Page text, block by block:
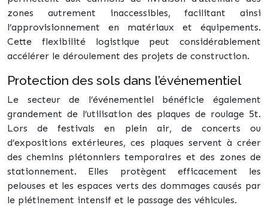
zones autrement inaccessibles, facilitant ainsi
l’approvisionnement en matériaux et équipements.
Cette flexibilité logistique peut considérablement
accélérer le déroulement des projets de construction.
Protection des sols dans l’événementiel
Le secteur de l’événementiel bénéficie également
grandement de l’utilisation des plaques de roulage 5t.
Lors de festivals en plein air, de concerts ou
d’expositions extérieures, ces plaques servent à créer
des chemins piétonniers temporaires et des zones de
stationnement. Elles protègent efficacement les
pelouses et les espaces verts des dommages causés par
le piétinement intensif et le passage des véhicules.